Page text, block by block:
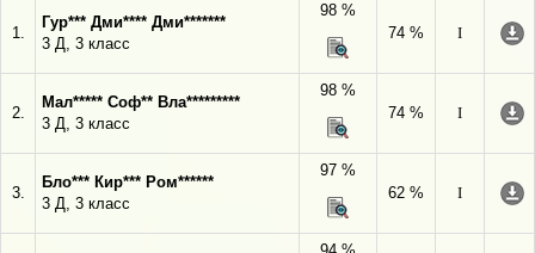
1.
Гур*** Дми**** Дми*******
3 Д, 3 класс
98 %
74 %
I
2.
Мал***** Соф** Вла*********
3 Д, 3 класс
98 %
74 %
I
3.
Бло*** Кир*** Ром******
3 Д, 3 класс
97 %
62 %
I